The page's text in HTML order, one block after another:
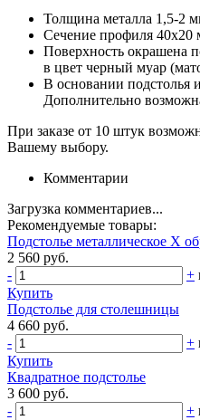
Толщина металла 1,5-2
Сечение профиля
Поверхность окрашена
в цвет черный муар
В основании подстолья
Дополнительно
При заказе от 10 штук
Вашему выбору.
Комментарии
Загрузка комментариев...
Рекомендуемые товары:
Подстолье металлическое X
2 560 руб.
-
+
Купить
Подстолье для столешницы
4 660 руб.
-
+
Купить
Квадратное подстолье
3 600 руб.
-
+